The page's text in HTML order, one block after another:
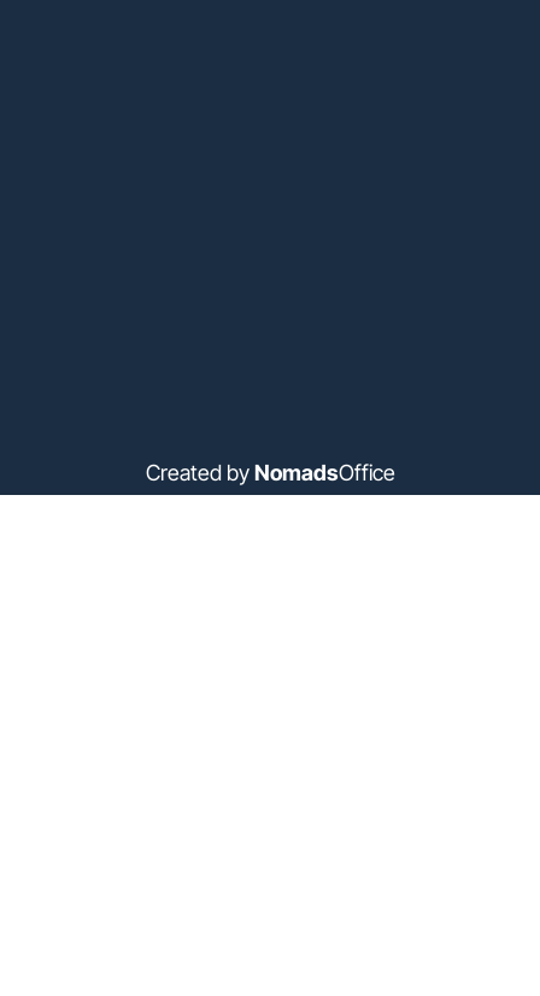
Created byNomadsOffice